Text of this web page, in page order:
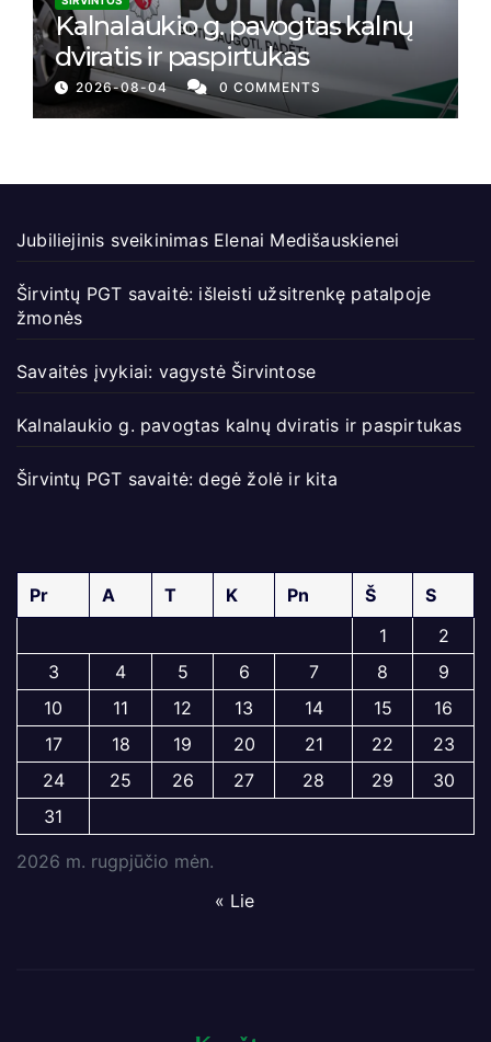
Kalnalaukio g. pavogtas kalnų
dviratis ir paspirtukas
2026-08-04 0 COMMENTS
Jubiliejinis sveikinimas Elenai Medišauskienei
Širvintų PGT savaitė: išleisti užsitrenkę patalpoje
žmonės
Savaitės įvykiai: vagystė Širvintose
Kalnalaukio g. pavogtas kalnų dviratis ir paspirtukas
Širvintų PGT savaitė: degė žolė ir kita
2026 m. rugpjūčio mėn.
Pr A T K Pn Š
S
1
2
3
4 5 6 7 8
9
10
11 12 13 14 15
16
17
18 19 20 21 22
23
24
25 26 27 28 29
30
31
« Lie